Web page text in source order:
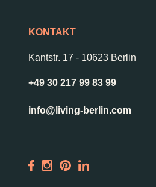
KONTAKT
Kantstr. 17 - 10623 Berlin
+49 30 217 99 83 99
info@living-berlin.com